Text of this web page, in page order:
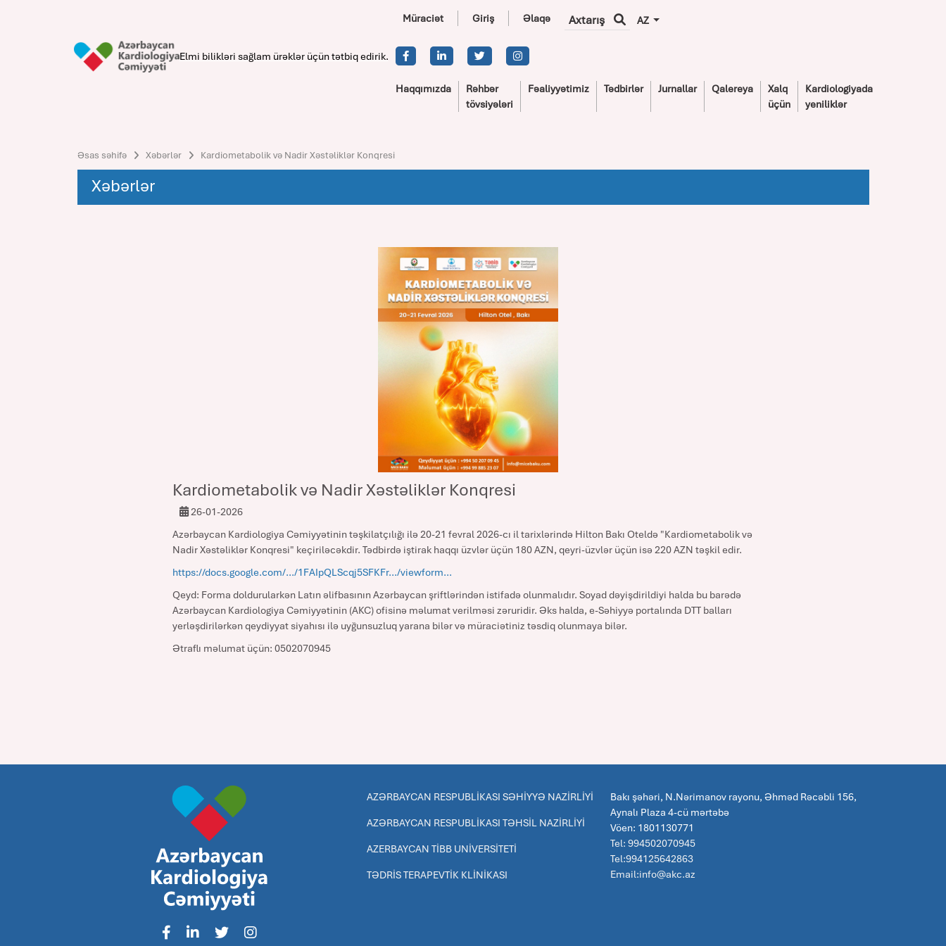
Elmi bilikləri sağlam ürəklər üçün tətbiq edirik.
Müraciət Giriş Əlaqə Axtarış AZ
Haqqımızda
Rəhbər
tövsiyələri
Fəaliyyətimiz Tədbirlər Jurnallar Qalereya
Xalq
üçün
Kardiologiyada
yeniliklər
Əsas səhifə Xəbərlər Kardiometabolik və Nadir Xəstəliklər Konqresi
Xəbərlər
Kardiometabolik və Nadir Xəstəliklər Konqresi
26-01-2026
Azərbaycan Kardiologiya Cəmiyyətinin təşkilatçılığı ilə 20-21 fevral 2026-cı il tarixlərində Hilton Bakı Oteldə "Kardiometabolik və
Nadir Xəstəliklər Konqresi" keçiriləcəkdir. Tədbirdə iştirak haqqı üzvlər üçün 180 AZN, qeyri-üzvlər üçün isə 220 AZN təşkil edir.
https://docs.google.com/.../1FAIpQLScqj5SFKFr.../viewform...
Qeyd: Forma doldurularkən Latın əlifbasının Azərbaycan şriftlərindən istifadə olunmalıdır. Soyad dəyişdirildiyi halda bu barədə
Azərbaycan Kardiologiya Cəmiyyətinin (AKC) ofisinə məlumat verilməsi zəruridir. Əks halda, e-Səhiyyə portalında DTT balları
yerləşdirilərkən qeydiyyat siyahısı ilə uyğunsuzluq yarana bilər və müraciətiniz təsdiq olunmaya bilər.
Ətraflı məlumat üçün: 0502070945
AZƏRBAYCAN RESPUBLİKASI SƏHİYYƏ NAZİRLİYİ
AZƏRBAYCAN RESPUBLİKASI TƏHSİL NAZİRLİYİ
AZERBAYCAN TİBB UNİVERSİTETİ
TƏDRİS TERAPEVTİK KLİNİKASI
Bakı şəhəri, N.Nərimanov rayonu, Əhməd Rəcəbli 156,
Aynalı Plaza 4-cü mərtəbə
Vöen: 1801130771
Tel: 994502070945
Tel:994125642863
Email:info@akc.az